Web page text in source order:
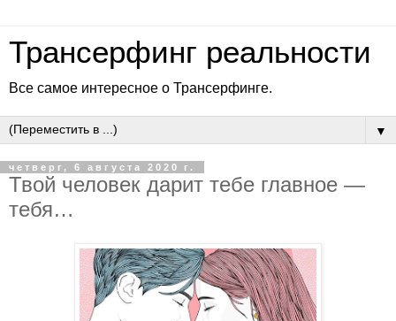
Трансерфинг реальности
Все самое интересное о Трансерфинге.
▼
четверг, 6 августа 2020 г.
Твой человек дарит тебе главное —
тебя…